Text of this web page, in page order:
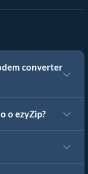
converter
o ezyZip?